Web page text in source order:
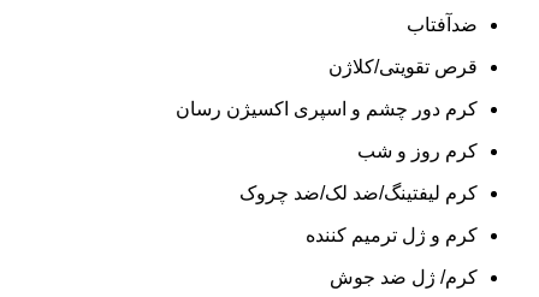
ضدآفتاب
قرص تقویتی/کلاژن
کرم دور چشم و اسپری اکسیژن رسان
کرم روز و شب
کرم لیفتینگ/ضد لک/ضد چروک
کرم و ژل ترمیم کننده
کرم/ ژل ضد جوش